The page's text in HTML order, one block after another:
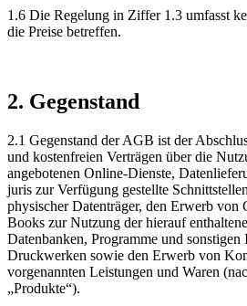
1.6 Die Regelung in Ziffer 1.3 umfasst
die Preise betreffen.
2. Gegenstand
2.1 Gegenstand der AGB ist der
und kostenfreien Verträgen über die
angebotenen Online-Dienste,
juris zur Verfügung gestellte
physischer Datenträger, den Erwerb
Books zur Nutzung der hierauf
Datenbanken, Programme und
Druckwerken sowie den Erwerb von
vorgenannten Leistungen und Waren
„Produkte“).